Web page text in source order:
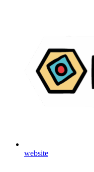
website